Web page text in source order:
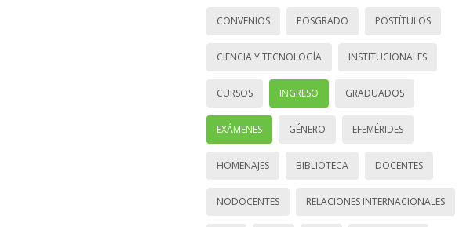
CONVENIOS POSGRADO POSTÍTULOS
CIENCIA Y TECNOLOGÍA INSTITUCIONALES
CURSOS INGRESO GRADUADOS
EXÁMENES GÉNERO EFEMÉRIDES
HOMENAJES BIBLIOTECA DOCENTES
NODOCENTES RELACIONES INTERNACIONALES